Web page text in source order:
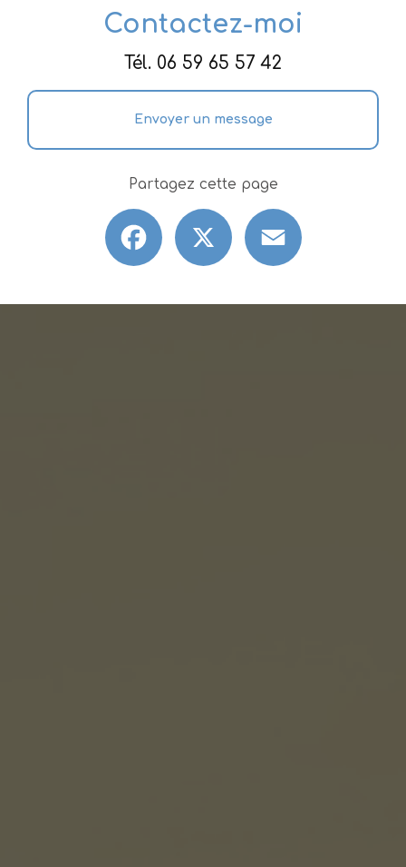
Contactez-moi
Tél. 06 59 65 57 42
Envoyer un message
Partagez cette page
Facebook